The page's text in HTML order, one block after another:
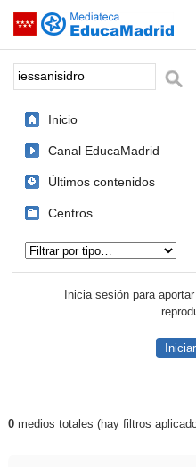
Saltar navegación
Palabra o frase:
Inicio
Canal EducaMadrid
Últimos contenidos
Centros
Inicia sesión para
Resultados de:
0medios totales (hay filtros